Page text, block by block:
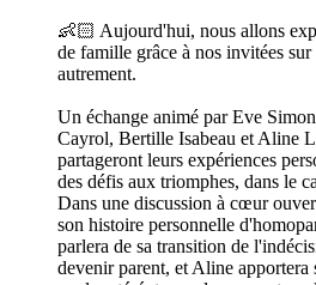
👶🏻 Aujourd'hui, nous allons
de famille grâce à nos invitées
autrement.
Un échange animé par Eve
Cayrol, Bertille Isabeau et Aline
partageront leurs expériences
des défis aux triomphes, dans le
Dans une discussion à cœur
son histoire personnelle
parlera de sa transition de
devenir parent, et Aline apportera